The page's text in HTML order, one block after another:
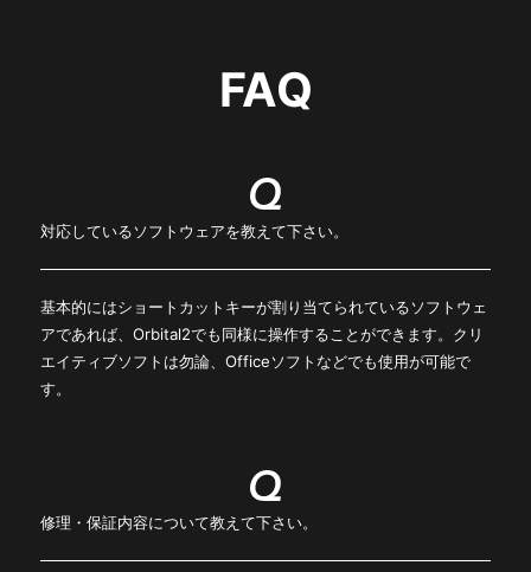
FAQ
対応しているソフトウェアを教えて下さい。
基本的にはショートカットキーが割り当てられているソフトウェ
アであれば、Orbital2でも同様に操作することができます。クリ
エイティブソフトは勿論、Officeソフトなどでも使用が可能で
す。
修理・保証内容について教えて下さい。